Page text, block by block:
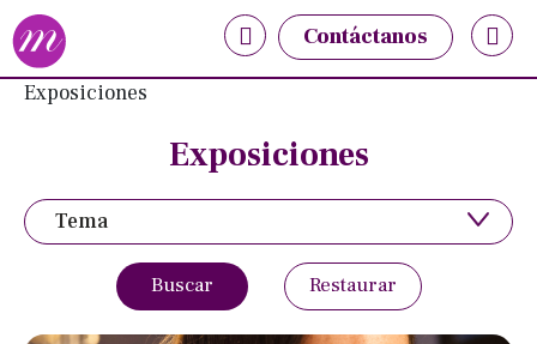
Nota:
este
sitio
web
sistema
accesibilidad.
Contáctanos
Exposiciones
Exposiciones
Tema
Buscar Restaurar